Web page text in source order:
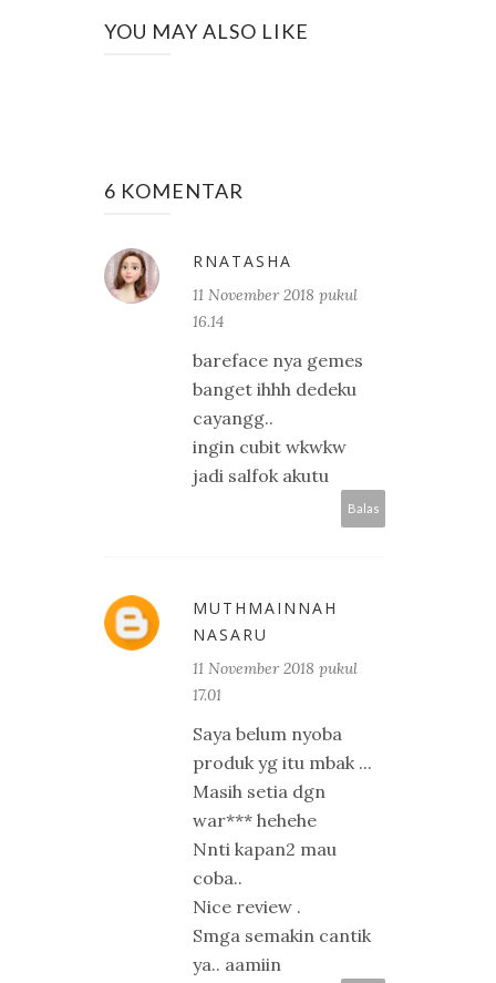
YOU MAY ALSO LIKE
6 KOMENTAR
RNATASHA
11 November 2018 pukul
16.14
bareface nya gemes
banget ihhh dedeku
cayangg..
ingin cubit wkwkw
jadi salfok akutu
Balas
MUTHMAINNAH
NASARU
11 November 2018 pukul
17.01
Saya belum nyoba
produk yg itu mbak ...
Masih setia dgn
war*** hehehe
Nnti kapan2 mau
coba..
Nice review .
Smga semakin cantik
ya.. aamiin